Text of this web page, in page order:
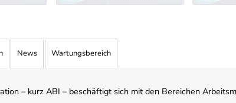
News Wartungsbereich
– kurz ABI – beschäftigt sich mit den Bereichen